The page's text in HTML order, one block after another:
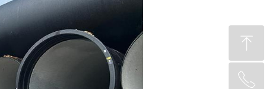
ꁸ
回到顶部
ꂅ